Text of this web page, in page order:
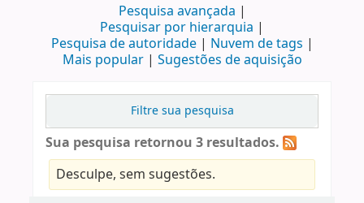
Pesquisa avançada
Pesquisar por hierarquia
Pesquisa de autoridade
Nuvem de tags
Mais popular
Sugestões de aquisição
Filtre sua pesquisa
Sua pesquisa retornou 3 resultados.
Desculpe, sem sugestões.